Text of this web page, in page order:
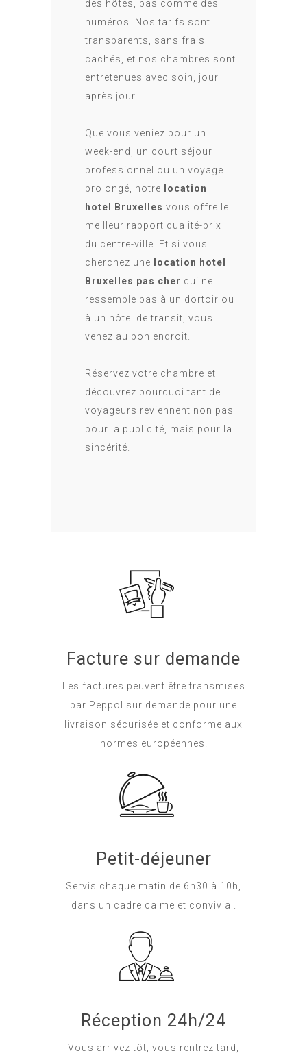
des hôtes, pas comme des
numéros. Nos tarifs sont
transparents, sans frais
cachés, et nos chambres sont
entretenues avec soin, jour
après jour.
Que vous veniez pour un
week-end, un court séjour
professionnel ou un voyage
prolongé, notre
location
hotel Bruxelles vous offre le
meilleur rapport qualité-prix
du centre-ville. Et si vous
cherchez une
location hotel
Bruxelles pas cher qui ne
ressemble pas à un dortoir ou
à un hôtel de transit, vous
venez au bon endroit.
Réservez votre chambre et
découvrez pourquoi tant de
voyageurs reviennent non pas
pour la publicité, mais pour la
sincérité.
Facture sur demande
Les factures peuvent être transmises
par Peppol sur demande pour une
livraison sécurisée et conforme aux
normes européennes.
Petit-déjeuner
Servis chaque matin de 6h30 à 10h,
dans un cadre calme et convivial.
Réception 24h/24
Vous arrivez tôt, vous rentrez tard,